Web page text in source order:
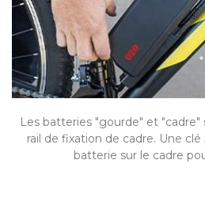
Les batteries "gourde" et "cadre"
rail de fixation de cadre. Une
batterie sur le cadre